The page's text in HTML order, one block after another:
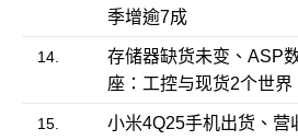
季增逾7成
14.
存储器缺货未变、ASP
座：工控与现货2个世界
15.
小米4Q25手机出货、